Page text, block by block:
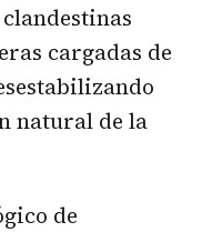
cargadas de
natural de la
de